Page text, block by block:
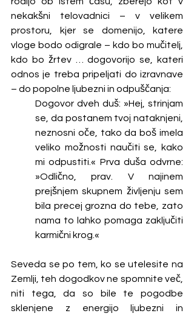
nekakšni telovadnici – v velikem
prostoru, kjer se domenijo, katere
vloge bodo odigrale – kdo bo mučitelj,
kdo bo žrtev … dogovorijo se, kateri
odnos je treba pripeljati do izravnave
– do popolne ljubezni in odpuščanja:
Dogovor dveh duš: »Hej, strinjam
se, da postanem tvoj nataknjeni,
neznosni oče, tako da boš imela
veliko možnosti naučiti se, kako
mi odpustiti.« Prva duša odvrne:
»Odlično, prav. V najinem
prejšnjem skupnem življenju sem
bila precej grozna do tebe, zato
nama to lahko pomaga zaključiti
karmični krog.«
Seveda se po tem, ko se utelesite na
Zemlji, teh dogodkov ne spomnite več,
niti tega, da so bile te pogodbe
sklenjene z energijo ljubezni in